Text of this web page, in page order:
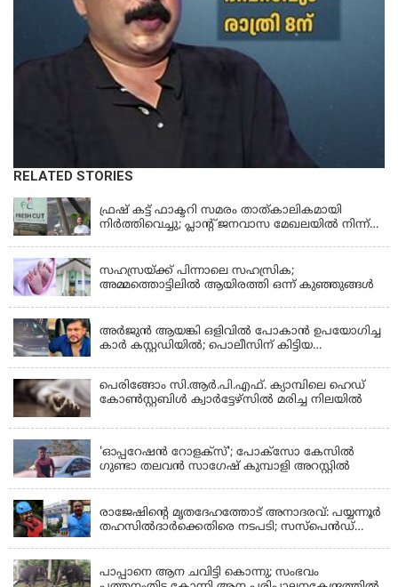
RELATED STORIES
KERALA
ഫ്രഷ് കട്ട് ഫാക്ടറി സമരം താത്കാലികമായി
നിർത്തിവെച്ചു; പ്ലാൻ്റ് ജനവാസ മേഖലയിൽ നിന്ന്
സഹസ്രയ്ക്ക് പിന്നാലെ സഹസ്രിക;
അമ്മത്തൊട്ടിലില്‍ ആയിരത്തി ഒന്ന് കുഞ്ഞുങ്ങള്‍
അർജുൻ ആയങ്കി ഒളിവിൽ പോകാൻ ഉപയോഗിച്ച
കാർ കസ്റ്റഡിയിൽ; പൊലീസിന് കിട്ടിയ
പെരിങ്ങോം സി.ആർ.പി.എഫ്. ക്യാമ്പിലെ ഹെഡ്
കോൺസ്റ്റബിൾ ക്വാർട്ടേഴ്സിൽ മരിച്ച നിലയിൽ
'ഓപ്പറേഷൻ റോളക്സ്'; പോക്സോ കേസിൽ
ഗുണ്ടാ തലവൻ സാഗേഷ് കുമ്പാളി അറസ്റ്റിൽ
രാജേഷിന്റെ മൃതദേഹത്തോട് അനാദരവ്: പയ്യന്നൂർ
തഹസിൽദാർക്കെതിരെ നടപടി; സസ്പെൻഡ്
പാപ്പാനെ ആന ചവിട്ടി കൊന്നു; സംഭവം